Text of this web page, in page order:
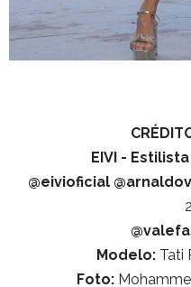
EIVI -
@eivioficial
Modelo:Tati
Foto: